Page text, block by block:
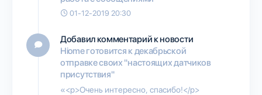
01-12-2019 20:30
Добавил комментарий к новости
Hiome готовится к декабрьской
отправке своих "настоящих датчиков
присутствия"
«<p>Очень интересно, спасибо!</p>